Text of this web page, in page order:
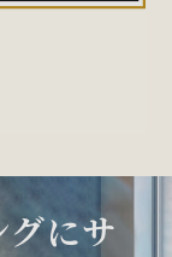
グにサ